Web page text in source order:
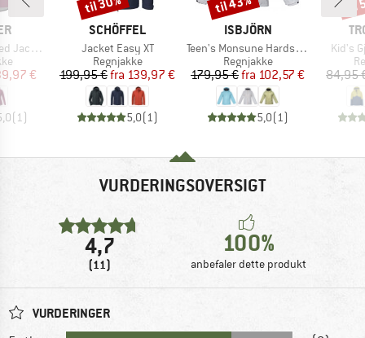
Pocket
pris
€
(1)
MÆRKE
SCHÖFFEL
Artikel
Jacket Easy XT
Produktgruppe
Regnjakke
Pris
199,95 € Nedsat pris
fra 139,97 €
5,0(1)
MÆRKE
ISBJÖRN
Artikel
Teen's Monsune Hardshell Jacket
Produktgruppe
Regnjakke
Pris
179,95 € Nedsat pris
fra 102,57 €
5,0(1)
Artikel
Kid's
84,95
VURDERINGSOVERSIGT
4,7
(11)
100%
anbefaler dette produkt
VURDERINGER